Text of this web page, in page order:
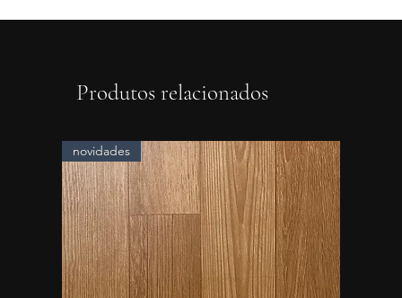
Produtos relacionados
novidades